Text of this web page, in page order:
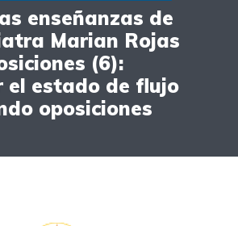
enseñanzas de
Marian Rojas
(6):
el estado de flujo
oposiciones